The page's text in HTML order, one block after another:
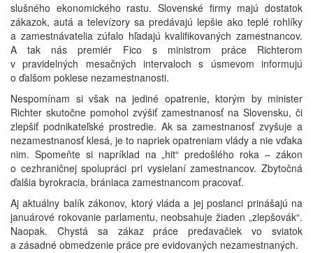
slušného ekonomického rastu. Slovenské firmy majú dostatok
zákazok, autá a televízory sa predávajú lepšie ako teplé rohlíky
a zamestnávatelia zúfalo hľadajú kvalifikovaných zamestnancov.
A tak nás premiér Fico s ministrom práce Richterom
v pravidelných mesačných intervaloch s úsmevom informujú
o ďalšom poklese nezamestnanosti.
Nespomínam si však na jediné opatrenie, ktorým by minister
Richter skutočne pomohol zvýšiť zamestnanosť na Slovensku, či
zlepšiť podnikateľské prostredie. Ak sa zamestnanosť zvyšuje a
nezamestnanosť klesá, je to napriek opatreniam vlády a nie vďaka
nim. Spomeňte si napríklad na „hit“ predošlého roka – zákon
o cezhraničnej spolupráci pri vysielaní zamestnancov. Zbytočná
ďalšia byrokracia, brániaca zamestnancom pracovať.
Aj aktuálny balík zákonov, ktorý vláda a jej poslanci prinášajú na
januárové rokovanie parlamentu, neobsahuje žiaden „zlepšovák“.
Naopak. Chystá sa zákaz práce predavačiek vo sviatok
a zásadné obmedzenie práce pre evidovaných nezamestnaných.